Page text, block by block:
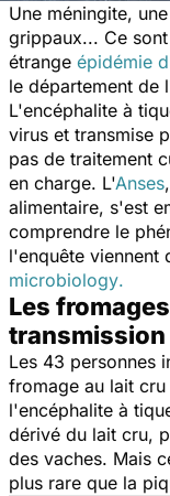
Une méningite,
grippaux... Ce
étrange épidémie
le département de
L'encéphalite à
virus et transmise
pas de traitement
en charge. L'Anses
alimentaire, s'est
comprendre le
l'enquête viennent
microbiology.
Les
transmission
Les 43 personnes
fromage au lait
l'encéphalite à
dérivé du lait cru,
des vaches. Mais
plus rare que la